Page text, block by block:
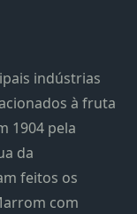
indústrias
à fruta
1904 pela
da
feitos os
com